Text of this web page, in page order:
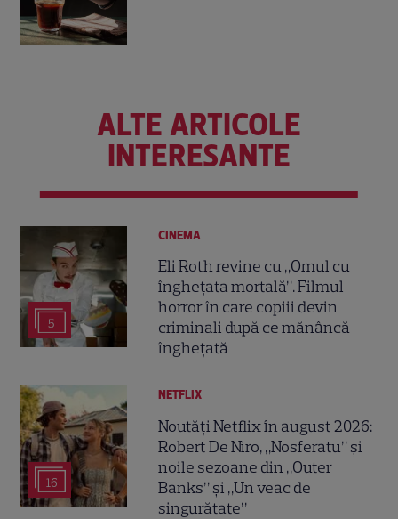
ALTE ARTICOLE
INTERESANTE
5
CINEMA
Eli Roth revine cu „Omul cu
înghețata mortală”. Filmul
horror în care copiii devin
criminali după ce mănâncă
înghețată
16
NETFLIX
Noutăți Netflix în august 2026:
Robert De Niro, „Nosferatu” și
noile sezoane din „Outer
Banks” și „Un veac de
singurătate”